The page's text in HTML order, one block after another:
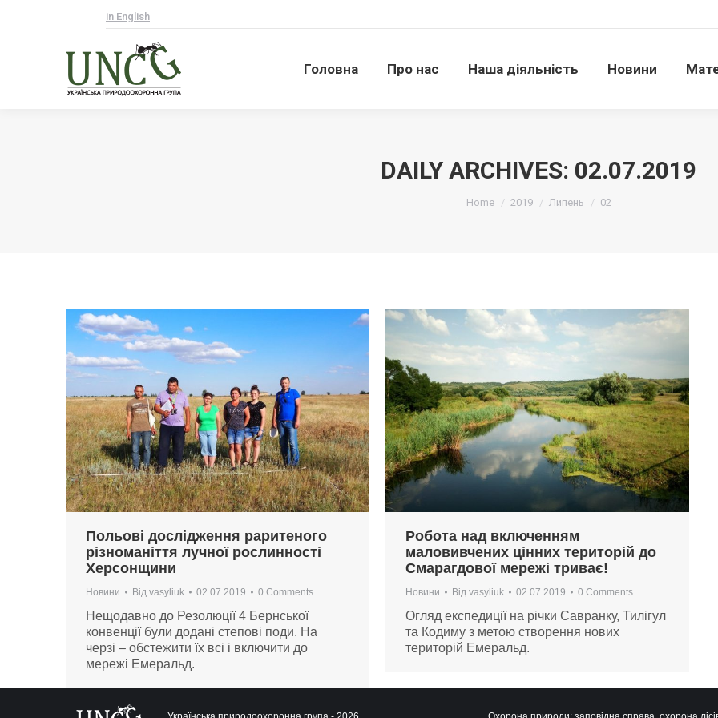
in English
Головна Про нас Наша діяльність Новини
DAILY ARCHIVES: 02.07.2019
Home 2019 Липень 02
Польові дослідження раритеного
різноманіття лучної рослинності
Херсонщини
Новини Від vasyliuk 02.07.2019 0 Comments
Нещодавно до Резолюції 4 Бернської
конвенції були додані степові поди. На
черзі – обстежити їх всі і включити до
мережі Емеральд.
Робота над включенням
маловивчених цінних територій до
Смарагдової мережі триває!
Новини Від vasyliuk 02.07.2019 0 Comments
Огляд експедиції на річки Савранку, Тилігул
та Кодиму з метою створення нових
територій Емеральд.
Головна Про нас Наша діяльність Новини